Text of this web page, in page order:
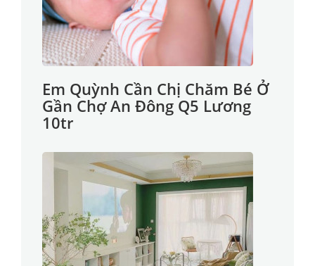
Em Quỳnh Cần Chị Chăm Bé Ở
Gần Chợ An Đông Q5 Lương
10tr